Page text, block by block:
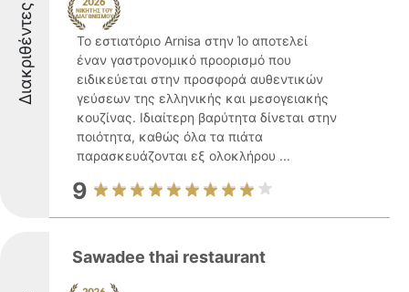
Διακριθέντες
Το εστιατόριο Arnisa στην Ίο αποτελεί
έναν γαστρονομικό προορισμό που
ειδικεύεται στην προσφορά αυθεντικών
γεύσεων της ελληνικής και μεσογειακής
κουζίνας. Ιδιαίτερη βαρύτητα δίνεται στην
ποιότητα, καθώς όλα τα πιάτα
παρασκευάζονται εξ ολοκλήρου ...
9
Sawadee thai restaurant